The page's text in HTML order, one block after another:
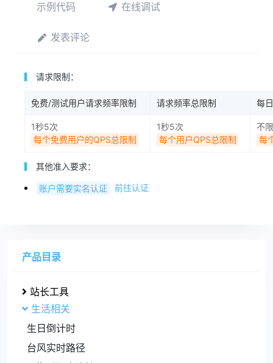
示例代码 在线调试
发表评论
请求限制：
免费/测试用户请求频率限制 请求频率总限制 每
1秒5次
每个免费用户的QPS总限制
1秒5次
每个用户QPS总限制
不限
每
其他准入要求：
账户需要实名认证 前往认证
产品目录
站长工具
生活相关
生日倒计时
台风实时路径